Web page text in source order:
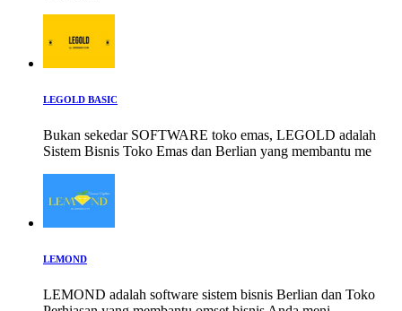
LEGOLD BASIC
Bukan sekedar SOFTWARE toko emas, LEGOLD adalah
Sistem Bisnis Toko Emas dan Berlian yang membantu me
LEMOND
LEMOND adalah software sistem bisnis Berlian dan Toko